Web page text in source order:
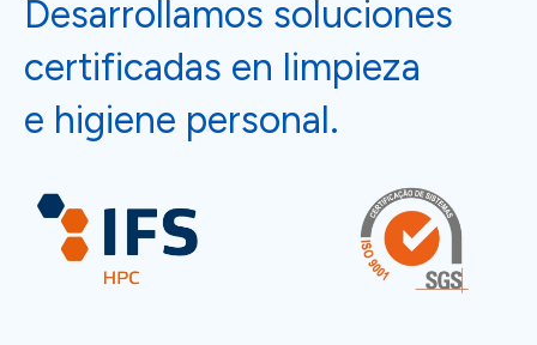
Desarrollamos soluciones
certificadas en limpieza
e higiene personal.